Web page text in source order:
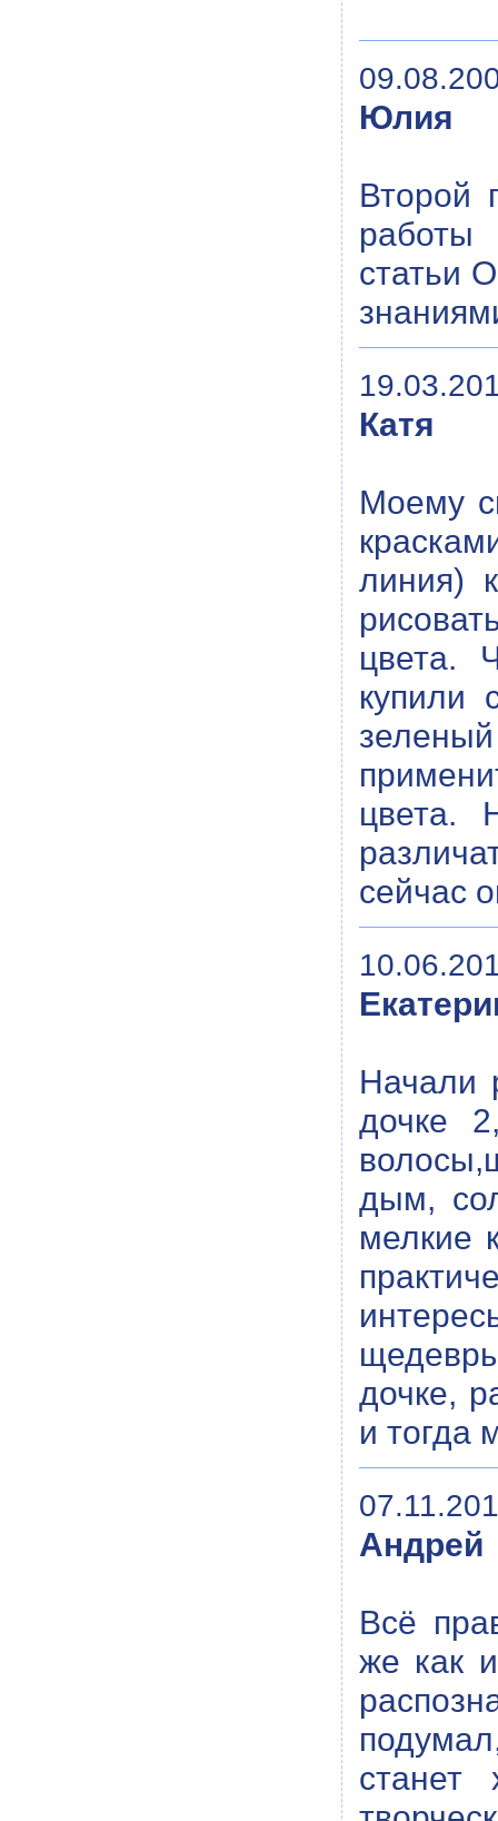
Юлия
Второй
работы
статьи
Катя
Моему
линия)
цвета.
купили
цвета.
сейчас
Начали
дочке
дым,
мелкие
дочке,
и тогда
Андрей
Всё
же как
станет